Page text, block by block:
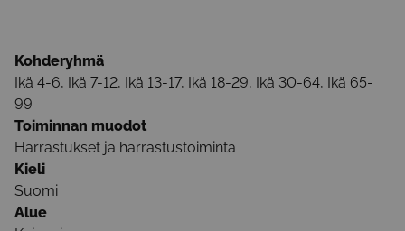
Kohderyhmä
Ikä 4-6, Ikä 7-12, Ikä 13-17, Ikä 18-29, Ikä 30-64, Ikä 65-
99
Toiminnan muodot
Harrastukset ja harrastustoiminta
Kieli
Suomi
Alue